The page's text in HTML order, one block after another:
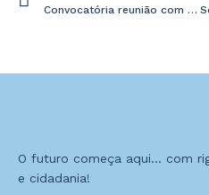
Convocatória reunião com os Enc. de Educação setembro
O futuro começa aqui… com
e cidadania!